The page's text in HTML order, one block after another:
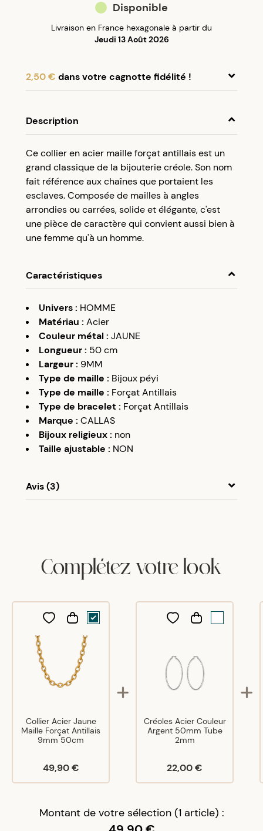
Disponible
Livraison en France hexagonale à partir du
Jeudi 13 Août 2026
2,50 € dans votre cagnotte fidélité !
compte client et cumulez 5% de vos achats dans
votre cagnotte fidélité sans minimum d’achat.
Utilisez votre cagnotte de fidélité dès votre
prochaine commande à partir de 50€ d’achats.
Description
Ce collier en acier maille forçat antillais est un
grand classique de la bijouterie créole. Son nom
fait référence aux chaînes que portaient les
esclaves. Composée de mailles à angles
arrondies ou carrées, solide et élégante, c'est
une pièce de caractère qui convient aussi bien à
une femme qu'à un homme.
Caractéristiques
Univers: HOMME
Matériau : Acier
Couleur métal: JAUNE
Longueur: 50 cm
Largeur: 9MM
Type de maille : Bijoux péyi
Type de maille : Forçat Antillais
Type de bracelet : Forçat Antillais
Marque : CALLAS
Bijoux religieux: non
Taille ajustable : NON
Avis (3)
10/12/24
ElianeS 21/12/24
Magnifique !
Complétez votre look
Collier Acier Jaune
Maille Forçat Antillais
9mm 50cm
49,90 €
Créoles Acier Couleur
Argent 50mm Tube
2mm
22,00 €
Montant de votre sélection (1 article) :